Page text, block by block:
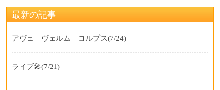
最新の記事
アヴェ ヴェルム コルプス(7/24)
ライブ🎤(7/21)